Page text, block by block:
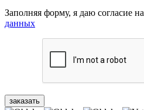
Заполняя форму, я даю согласие на
данных